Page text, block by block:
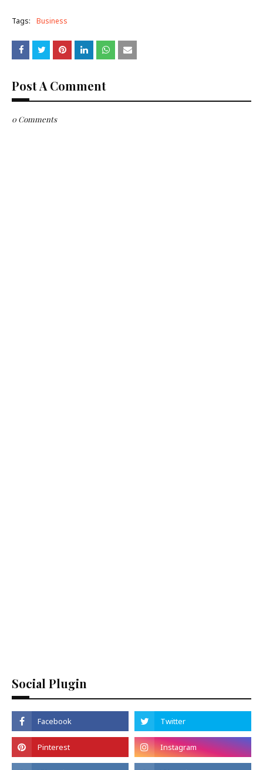
Tags: Business
Post A Comment
0 Comments
Social Plugin